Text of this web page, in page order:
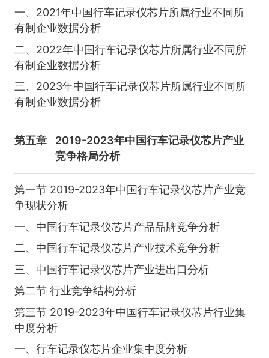
一、2021年中国行车记录仪芯片所属行业不同所
有制企业数据分析
二、2022年中国行车记录仪芯片所属行业不同所
有制企业数据分析
三、2023年中国行车记录仪芯片所属行业不同所
有制企业数据分析
第五章
2019-2023年中国行车记录仪芯片产业
竞争格局分析
第一节 2019-2023年中国行车记录仪芯片产业竞
争现状分析
一、中国行车记录仪芯片产品品牌竞争分析
二、中国行车记录仪芯片产业技术竞争分析
三、中国行车记录仪芯片产业进出口分析
第二节 行业竞争结构分析
第三节 2019-2023年中国行车记录仪芯片行业集
中度分析
一、行车记录仪芯片企业集中度分析